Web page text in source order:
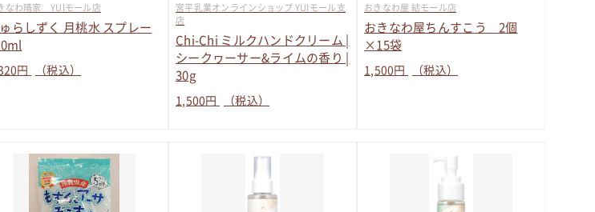
なわ晴家 YUIモール店
らしずく 月桃水 スプレー
円 （税込）
宮平乳業オンラインショップ YUIモール支
店
Chi-Chi ミルクハンドクリーム |
シークヮーサー&ライムの香り |
30g
1,500円 （税込）
おきなわ屋 結モール店
おきなわ屋ちんすこう 2個
×15袋
1,500円 （税込）